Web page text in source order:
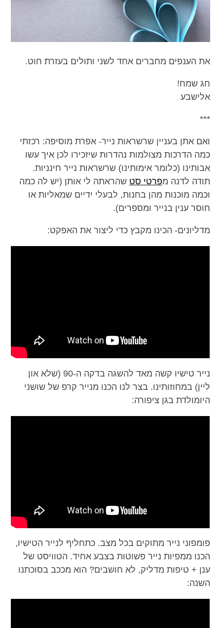
את הענפים מחברים אחד לשני ותולים בעזרת חוט.
חג שמח!
אלישבע
***
ואם אתן בעניין שרשראות נייר- אפרת מוסיפה: רכזתי
כמה הדרכות מצולמות נהדרות שיזכירו לכן איך עשו
אבותינו (כלומר אימותינו) שרשראות נייר חינניות.
תודה לדנה מפרטי סט שהראתה לי אותן (יש לה כמה
וכמה מוכנות מהן בחנות, לבעלי ידיים שמאליות או
חוסר ענין בנייר ומספרים).
מדליונים- הכינו מקבץ כדי ליצור את האפקט:
נייר טישיו קשה מאד להשגה בדקה ה-90 (שלא און
ליין) במחוזותינו. בצר לנו הכנו מנייר קרפ של שושני
היומולדת בגן ציפורה:
פומפוני נייר מתוקים בכל מצב. כתחליף לנייר הטישיו,
הכנו ממפיות נייר פשוטות בצבע אחיד. הטוויסט של
ענן + טיפות מדליק, לא חושבים? הוא מככב בסוכתנו
השנה: